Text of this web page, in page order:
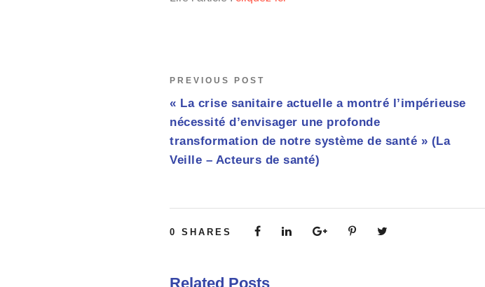
PREVIOUS POST
« La crise sanitaire actuelle a montré l’impérieuse
nécessité d’envisager une profonde
transformation de notre système de santé » (La
Veille – Acteurs de santé)
0 SHARES
Related Posts